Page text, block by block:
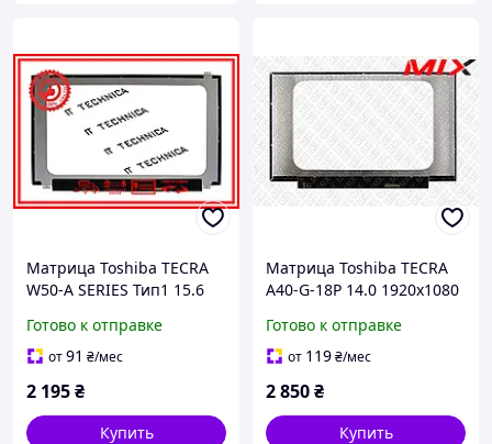
Матрица Toshiba TECRA
W50-A SERIES Тип1 15.6
45% NTSC 200 cd/m² для
ноутбука
Готово к отправке
от91 ₴/мес
2 195₴
Купить
Матрица Toshiba TECRA
A40-G-18P 14.0 1920x1080
300 cd/m² для ноутбука
Готово к отправке
от 119₴/мес
2 850₴
Купить